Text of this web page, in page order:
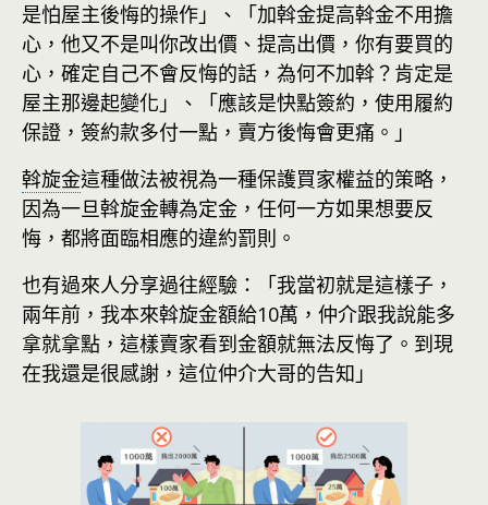
是怕屋主後悔的操作」、「加斡金提高斡金不用擔
心，他又不是叫你改出價、提高出價，你有要買的
心，確定自己不會反悔的話，為何不加斡？肯定是
屋主那邊起變化」、「應該是快點簽約，使用履約
保證，簽約款多付一點，賣方後悔會更痛。」
斡旋金這種做法被視為一種保護買家權益的策略，
因為一旦斡旋金轉為定金，任何一方如果想要反
悔，都將面臨相應的違約罰則。
也有過來人分享過往經驗：「我當初就是這樣子，
兩年前，我本來斡旋金額給10萬，仲介跟我說能多
拿就拿點，這樣賣家看到金額就無法反悔了。到現
在我還是很感謝，這位仲介大哥的告知」